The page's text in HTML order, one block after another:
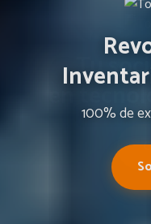
100% de